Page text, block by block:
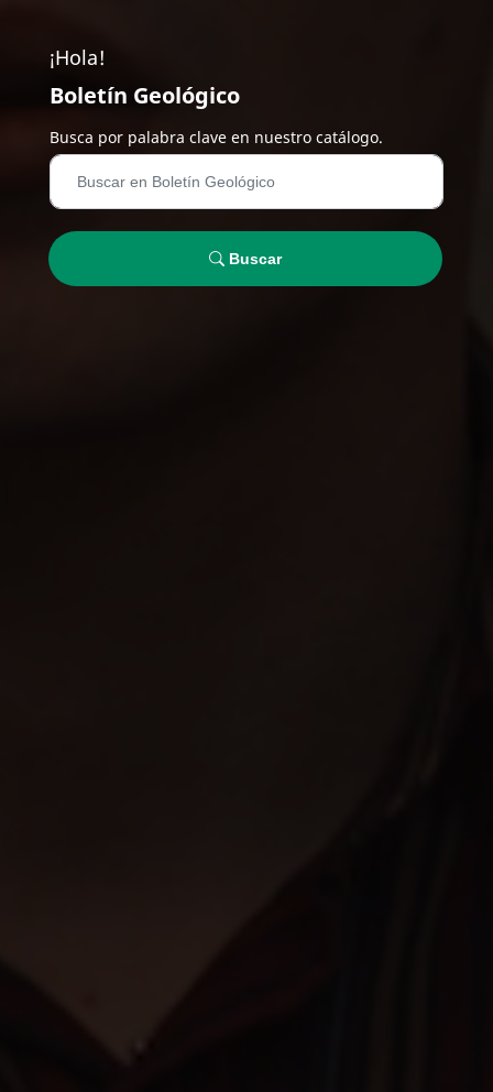
¡Hola!
Boletín Geológico
Busca por palabra clave en nuestro catálogo.
Buscar